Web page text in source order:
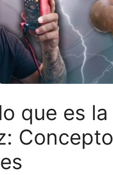
que es